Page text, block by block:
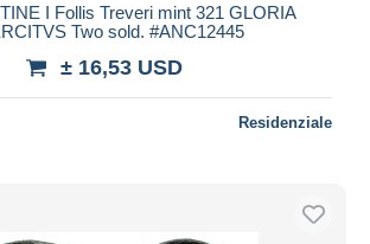
I Follis Treveri mint 321 GLORIA
Two sold. #ANC12445
± 16,53 USD
Residenziale